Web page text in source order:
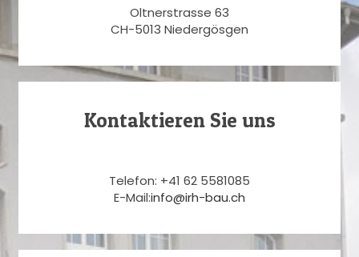
Oltnerstrasse 63
CH-5013 Niedergösgen
Kontaktieren Sie uns
Telefon: +41 62 5581085
E-Mail:info@irh-bau.ch